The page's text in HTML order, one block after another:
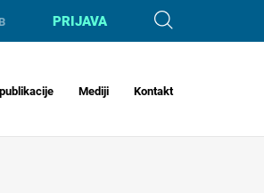
PRIJAVA
Mediji Kontakt